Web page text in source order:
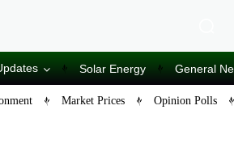
Solar Energy General
Market Prices Opinion Polls